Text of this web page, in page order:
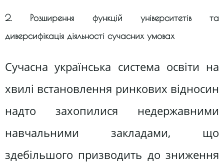
2. Розширення функцій університетів та
диверсифікація діяльності сучасних умовах
Сучасна українська система освіти на
хвилі встановлення ринкових відносин
надто захопилися недержавними
навчальними закладами, що
здебільшого призводить до зниження